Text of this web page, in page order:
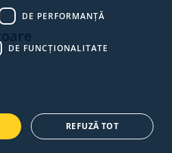
profesional de gips-
protecția, izolarea și
rezultate premium.
DE PERFORMANȚĂ
DE FUNCŢIONALITATE
REFUZĂ TOT